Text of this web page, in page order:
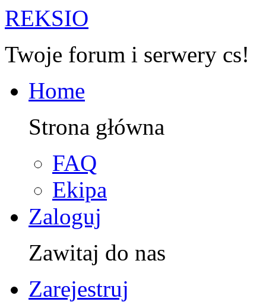
REKSIO
Twoje forum i serwery cs!
Home
Strona główna
FAQ
Ekipa
Zaloguj
Zawitaj do nas
Zarejestruj